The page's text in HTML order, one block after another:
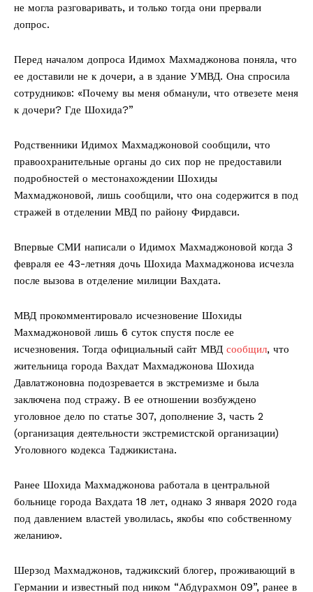
не могла разговаривать, и только тогда они прервали
допрос.
Перед началом допроса Идимох Махмаджонова поняла, что
ее доставили не к дочери, а в здание УМВД. Она спросила
сотрудников: «Почему вы меня обманули, что отвезете меня
к дочери? Где Шохида?”
Родственники Идимох Махмаджоновой сообщили, что
правоохранительные органы до сих пор не предоставили
подробностей о местонахождении Шохиды
Махмаджоновой, лишь сообщили, что она содержится в под
стражей в отделении МВД по району Фирдавси.
Впервые СМИ написали о Идимох Махмаджоновой когда 3
февраля ее 43-летняя дочь Шохида Махмаджонова исчезла
после вызова в отделение милиции Вахдата.
МВД прокомментировало исчезновение Шохиды
Махмаджоновой лишь 6 суток спустя после ее
исчезновения. Тогда официальный сайт МВД сообщил, что
жительница города Вахдат Махмаджонова Шохида
Давлатжоновна подозревается в экстремизме и была
заключена под стражу. В ее отношении возбуждено
уголовное дело по статье 307, дополнение 3, часть 2
(организация деятельности экстремистской организации)
Уголовного кодекса Таджикистана.
Ранее Шохида Махмаджонова работала в центральной
больнице города Вахдата 18 лет, однако 3 января 2020 года
под давлением властей уволилась, якобы «по собственному
желанию».
Шерзод Махмаджонов, таджикский блогер, проживающий в
Германии и известный под ником “Абдурахмон 09”, ранее в